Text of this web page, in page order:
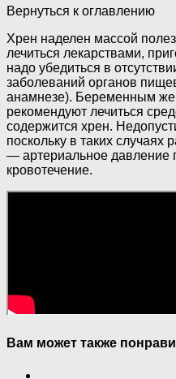
Вернуться к оглавлению
Хрен наделен массой
лечиться лекарствами,
надо убедиться в
заболеваний органов
анамнезе). Беременным
рекомендуют лечиться
содержится хрен.
поскольку в таких
— артериальное давление
кровотечение.
Вам может также